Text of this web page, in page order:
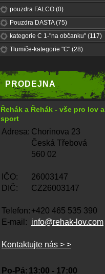
pouzdra FALCO (0)
Pouzdra DASTA (75)
kategorie C 1-"na občanku" (117)
Tlumiče-kategorie "C" (28)
PRODEJNA
Řehák a Řehák - vše pro lov a
sport
Adresa: Chorinova 23
Česká Třebová
560 02
IČO:
26003147
DIČ:
CZ26003147
Telefon: +420 465 535 390
E-mail: info@rehak-lov.com
Kontaktujte nás > >
Po-Pá: 13:00 - 17:00